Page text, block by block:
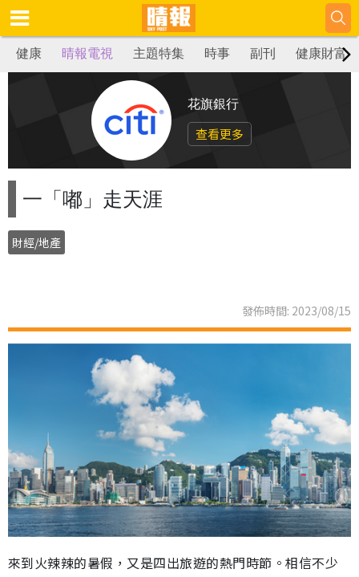
健康 晴報電視 主題特集 時事 副刊 健康財富
花旗銀行
查看更多
一「嘟」走天涯
財經/地產
發佈時間: 2023/08/15
來到火辣辣的暑假，又是四出旅遊的熱門時節。相信不少